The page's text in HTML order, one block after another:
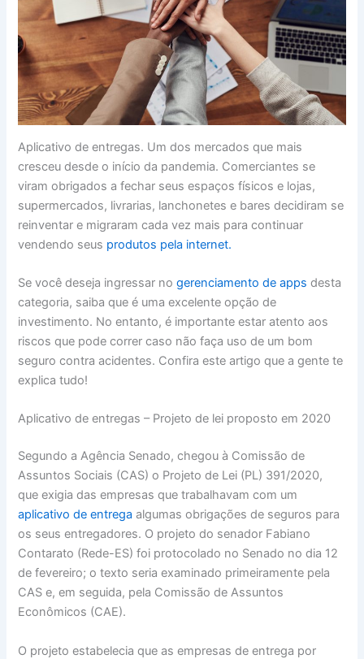
Aplicativo de entregas. Um dos mercados que mais
cresceu desde o início da pandemia. Comerciantes se
viram obrigados a fechar seus espaços físicos e lojas,
supermercados, livrarias, lanchonetes e bares decidiram se
reinventar e migraram cada vez mais para continuar
vendendo seus produtos pela internet.
Se você deseja ingressar nogerenciamento de apps desta
categoria, saiba que é uma excelente opção de
investimento. No entanto, é importante estar atento aos
riscos que pode correr caso não faça uso de um bom
seguro contra acidentes. Confira este artigo que a gente te
explica tudo!
Aplicativo de entregas – Projeto de lei proposto em 2020
Segundo a Agência Senado, chegou à Comissão de
Assuntos Sociais (CAS) o Projeto de Lei (PL) 391/2020,
que exigia das empresas que trabalhavam com um
aplicativo de entrega algumas obrigações de seguros para
os seus entregadores. O projeto do senador Fabiano
Contarato (Rede-ES) foi protocolado no Senado no dia 12
de fevereiro; o texto seria examinado primeiramente pela
CAS e, em seguida, pela Comissão de Assuntos
Econômicos (CAE).
O projeto estabelecia que as empresas de entrega por